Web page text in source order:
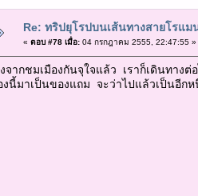
Re: ทริปยุโรปบนเส้นทางสายโรแม
« ตอบ #78 เมื่อ:04 กรกฎาคม 2555, 22:47:55 »
จากชมเมืองกันจุใจแล้ว เราก็เดินทางต่
งนี้มาเป็นของแถม จะว่าไปแล้วเป็นอีก